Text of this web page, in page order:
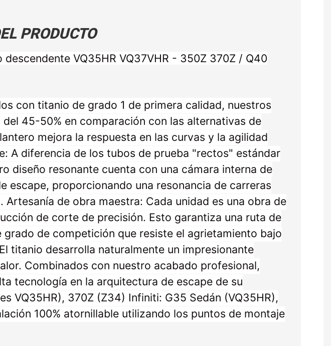
PRODUCTO
VQ35HR VQ37VHR - 350Z 370Z / Q40
con titanio de grado 1 de primera calidad, nuestros
45-50% en comparación con las alternativas de
mejora la respuesta en las curvas y la agilidad
A diferencia de los tubos de prueba "rectos" estándar
diseño resonante cuenta con una cámara interna de
escape, proporcionando una resonancia de carreras
de obra maestra: Cada unidad es una obra de
de corte de precisión. Esto garantiza una ruta de
de competición que resiste el agrietamiento bajo
titanio desarrolla naturalmente un impresionante
Combinados con nuestro acabado profesional,
tecnología en la arquitectura de escape de su
VQ35HR), 370Z (Z34) Infiniti: G35 Sedán (VQ35HR),
100% atornillable utilizando los puntos de montaje